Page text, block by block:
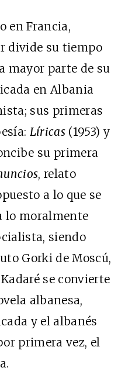
en Francia,
divide su tiempo
mayor parte de su
en Albania
sus primeras
Líricas(1953) y
su primera
, relato
a lo que se
lo moralmente
siendo
Gorki de Moscú,
se convierte
albanesa,
y el albanés
primera vez, el